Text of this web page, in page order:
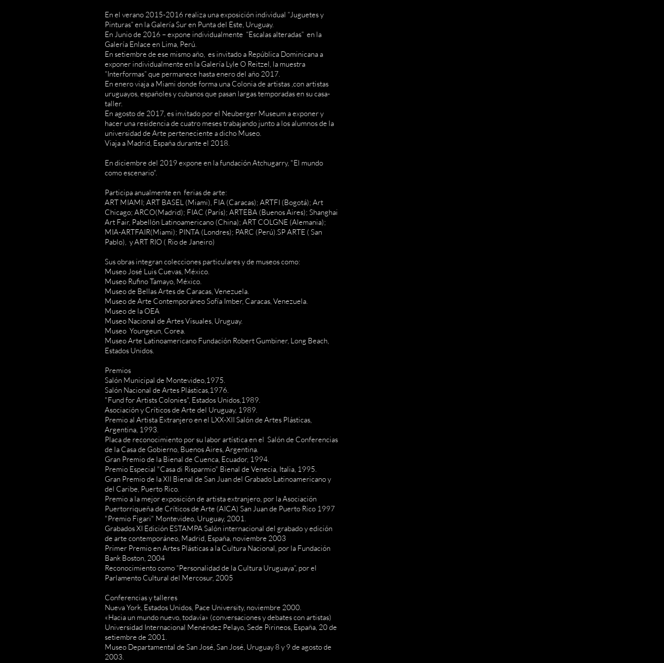
En el verano 2015-2016 realiza una exposición individual “Juguetes y
Pinturas” en la Galería Sur en Punta del Este, Uruguay.
En Junio de 2016 – expone individualmente “Escalas alteradas” en la
Galería Enlace en Lima, Perú.
En setiembre de ese mismo año, es invitado a República Dominicana a
exponer individualmente en la Galería Lyle O Reitzel, la muestra
“Interformas” que permanece hasta enero del año 2017.
En enero viaja a Miami donde forma una Colonia de artistas ,con artistas
uruguayos, españoles y cubanos que pasan largas temporadas en su casa-
taller.
En agosto de 2017, es invitado por el Neuberger Museum a exponer y
hacer una residencia de cuatro meses trabajando junto a los alumnos de la
universidad de Arte perteneciente a dicho Museo.
Viaja a Madrid, España durante el 2018.
En diciembre del 2019 expone en la fundación Atchugarry, "El mundo
como escenario".
Participa anualmente en ferias de arte:
ART MIAMI; ART BASEL (Miami), FIA (Caracas); ARTFI (Bogotá); Art
Chicago; ARCO(Madrid); FIAC (París); ARTEBA (Buenos Aires); Shanghai
Art Fair, Pabellón Latinoamericano (China); ART COLGNE (Alemania);
MIA-ARTFAIR(Miami); PINTA (Londres); PARC (Perú).SP ARTE ( San
Pablo), y ART RIO ( Rio de Janeiro)
Sus obras integran colecciones particulares y de museos como:
Museo José Luis Cuevas, México.
Museo Rufino Tamayo, México.
Museo de Bellas Artes de Caracas, Venezuela.
Museo de Arte Contemporáneo Sofía Imber, Caracas, Venezuela.
Museo de la OEA
Museo Nacional de Artes Visuales, Uruguay.
Museo Youngeun, Corea.
Museo Arte Latinoamericano Fundación Robert Gumbiner, Long Beach,
Estados Unidos.
Premios
Salón Municipal de Montevideo,1975.
Salón Nacional de Artes Plásticas,1976.
"Fund for Artists Colonies", Estados Unidos,1989.
Asociación y Críticos de Arte del Uruguay, 1989.
Premio al Artista Extranjero en el LXX-XII Salón de Artes Plásticas,
Argentina, 1993.
Placa de reconocimiento por su labor artística en el Salón de Conferencias
de la Casa de Gobierno, Buenos Aires, Argentina.
Gran Premio de la Bienal de Cuenca, Ecuador, 1994.
Premio Especial "Casa di Risparmio" Bienal de Venecia, Italia, 1995.
Gran Premio de la XII Bienal de San Juan del Grabado Latinoamericano y
del Caribe, Puerto Rico.
Premio a la mejor exposición de artista extranjero, por la Asociación
Puertorriqueña de Críticos de Arte (AICA) San Juan de Puerto Rico 1997
"Premio Figari" Montevideo, Uruguay, 2001.
Grabados XI Edición ESTAMPA Salón internacional del grabado y edición
de arte contemporáneo, Madrid, España, noviembre 2003
Primer Premio en Artes Plásticas a la Cultura Nacional, por la Fundación
Bank Boston, 2004
Reconocimiento como “Personalidad de la Cultura Uruguaya”, por el
Parlamento Cultural del Mercosur, 2005
Conferencias y talleres
Nueva York, Estados Unidos, Pace University, noviembre 2000.
«Hacia un mundo nuevo, todavía» (conversaciones y debates con artistas)
Universidad Internacional Menéndez Pelayo, Sede Pirineos, España, 20 de
setiembre de 2001.
Museo Departamental de San José, San José, Uruguay 8 y 9 de agosto de
2003.